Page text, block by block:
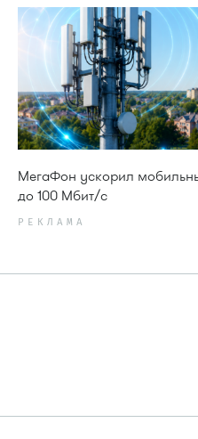
МегаФон ускорил
до 100 Мбит/с
РЕКЛАМА